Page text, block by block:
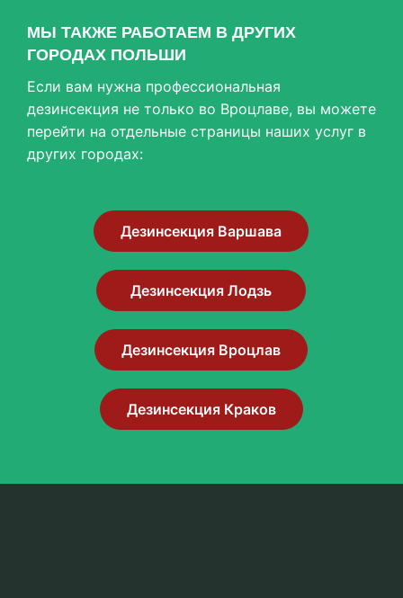
МЫ ТАКЖЕ РАБОТАЕМ В ДРУГИХ
ГОРОДАХ ПОЛЬШИ
Если вам нужна профессиональная
дезинсекция не только во Вроцлаве, вы можете
перейти на отдельные страницы наших услуг в
других городах:
Дезинсекция Варшава
Дезинсекция Лодзь
Дезинсекция Вроцлав
Дезинсекция Краков